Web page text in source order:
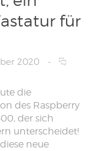
für
2020
-
die
des Raspberry
der sich
unterscheidet!
neue